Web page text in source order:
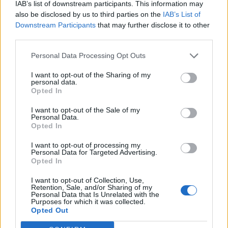
IAB’s list of downstream participants. This information may
also be disclosed by us to third parties on the IAB’s List of
Downstream Participants that may further disclose it to other
Personal Data Processing Opt Outs
I want to opt-out of the Sharing of my
personal data.
Opted In
I want to opt-out of the Sale of my
Personal Data.
Opted In
I want to opt-out of processing my
Personal Data for Targeted Advertising.
Opted In
I want to opt-out of Collection, Use,
Retention, Sale, and/or Sharing of my
Personal Data that Is Unrelated with the
Purposes for which it was collected.
Opted Out
пренесува Кликс.
Претседателот на Претседателството на БИХ,
Жељко Комшиќ, венаш изрази сочувство до
семејствата на настраданите и понуди помош
од државните институции.
МАКЕДОНКАТА ШТО ПРЕГАЗИ КУЧЕ
ВО УЛЦИЊ
Weltwoche: ТРАМП КРЕВА РАЦЕ ОД
КОСОВО, бадијала им се
НАЈЧИТАНИ ВО ПОСЛЕДНИ 7 ДЕНА